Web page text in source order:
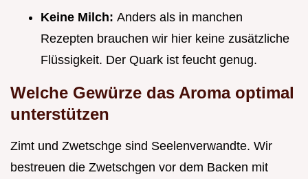
Keine Milch: Anders als in manchen
Rezepten brauchen wir hier keine zusätzliche
Flüssigkeit. Der Quark ist feucht genug.
Welche Gewürze das Aroma optimal
unterstützen
Zimt und Zwetschge sind Seelenverwandte. Wir
bestreuen die Zwetschgen vor dem Backen mit